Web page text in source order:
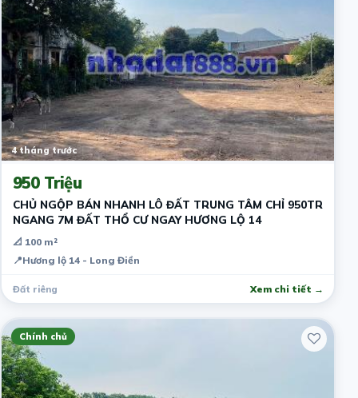
4 tháng trước
950 Triệu
CHỦ NGỘP BÁN NHANH LÔ ĐẤT TRUNG TÂM CHỈ 950TR
NGANG 7M ĐẤT THỔ CƯ NGAY HƯƠNG LỘ 14
📐 100 m²
📍Hương lộ 14 - Long Điền
Đất riêng Xem chi tiết →
Chính chủ